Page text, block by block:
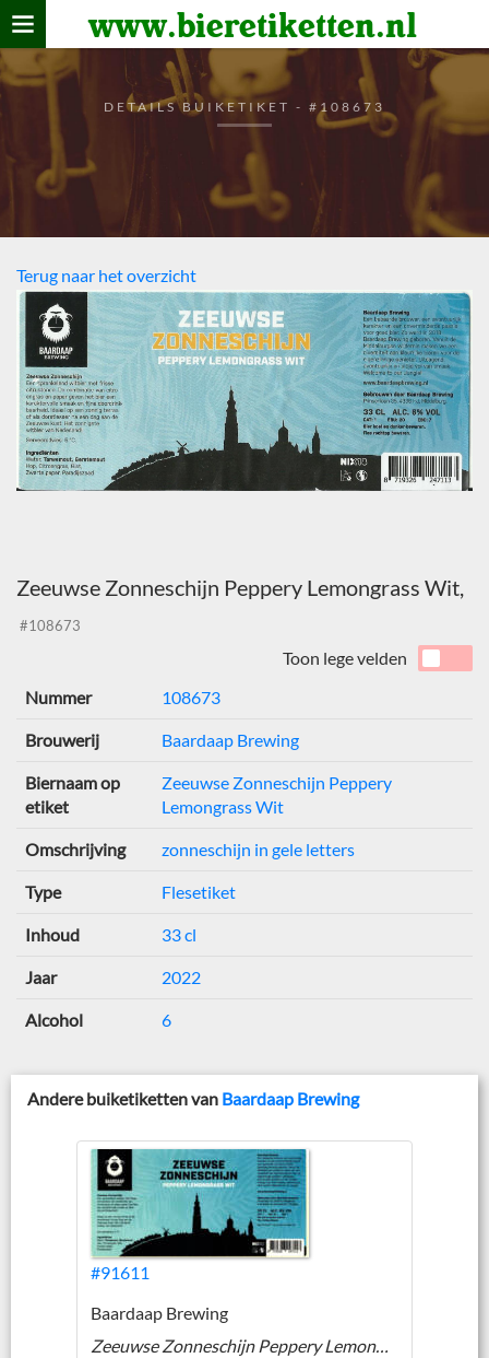
www.bieretiketten.nl
Home
verzamelen
De bierkaart
Bezoekers
DETAILS BUIKETIKET - #108673
Terug naar het overzicht
Zeeuwse Zonneschijn Peppery Lemongrass Wit,
#108673
Toon lege velden
Nummer
108673
Brouwerij Baardaap Brewing
Biernaam op
etiket
Zeeuwse Zonneschijn Peppery
Lemongrass Wit
Omschrijving zonneschijn in gele letters
Type Flesetiket
Inhoud 33 cl
Jaar 2022
Alcohol 6
Andere buiketiketten van Baardaap Brewing
#91611
Baardaap Brewing
Zeeuwse Zonneschijn Peppery Lemongrass Wit